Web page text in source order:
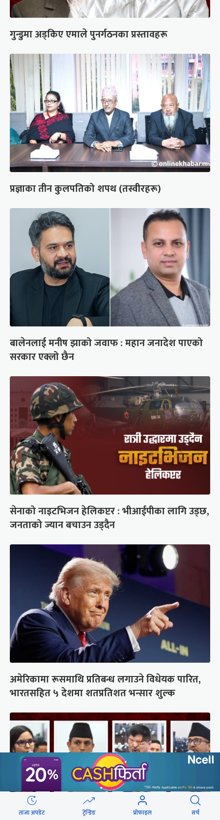
गुन्डुमा अड्किए एमाले पुनर्गठनका प्रस्तावहरू
प्रज्ञाका तीन कुलपतिको शपथ (तस्वीरहरू)
बालेनलाई मनीष झाको जवाफ : महान जनादेश पाएको
सरकार एक्लो छैन
सेनाको नाइटभिजन हेलिकप्टर : भीआईपीका लागि उड्छ,
जनताको ज्यान बचाउन उड्दैन
अमेरिकामा रूसमाथि प्रतिबन्ध लगाउने विधेयक पारित,
भारतसहित ५ देशमा शतप्रतिशत भन्सार शुल्क
ताजा अपडेट ट्रेन्डिङ प्रोफाइल सर्च